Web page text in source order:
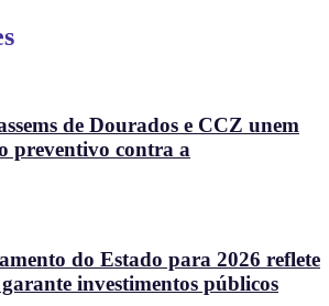
de Dourados e CCZ unem
preventivo contra a
do Estado para 2026 reflete
investimentos públicos